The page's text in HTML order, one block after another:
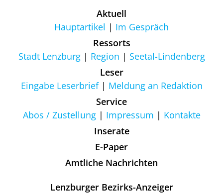
Aktuell
Hauptartikel
Im Gespräch
Ressorts
Stadt Lenzburg
Region
Seetal-Lindenberg
Leser
Eingabe Leserbrief
Meldung an Redaktion
Service
Abos / Zustellung
Impressum
Kontakte
Inserate
E-Paper
Amtliche Nachrichten
Lenzburger Bezirks-Anzeiger